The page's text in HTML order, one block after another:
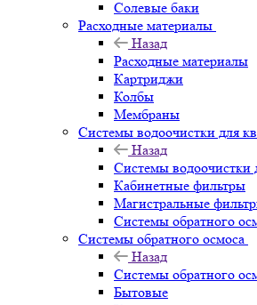
Солевые баки
Расходные материалы
Назад
Расходные материалы
Картриджи
Колбы
Мембраны
Системы водоочистки для
Назад
Системы водоочистки
Кабинетные фильтры
Магистральные
Системы обратного
Системы обратного осмоса
Назад
Системы обратного
Бытовые